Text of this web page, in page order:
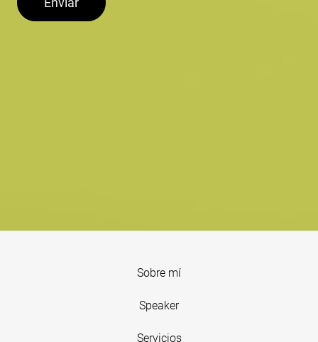
Sobre mí
Speaker
Servicios